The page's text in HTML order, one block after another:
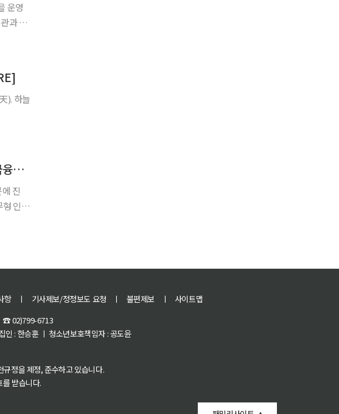
운영
"인사담당자 직접 만난 값진 경험…진솔한 피드백 만족" [2026 금융대전]
진
인재
항 ㅣ 기사제보/정정보도 요청 ㅣ 불편제보 ㅣ
사이트맵
☎ 02)799-6713
인 : 한승훈 ㅣ 청소년보호책임자 : 공도윤
규정을 제정, 준수하고 있습니다.
받습니다.